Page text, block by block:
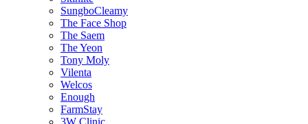
SungboCleamy
The Face Shop
The Saem
The Yeon
Tony Moly
Vilenta
Welcos
Enough
FarmStay
3W Clinic